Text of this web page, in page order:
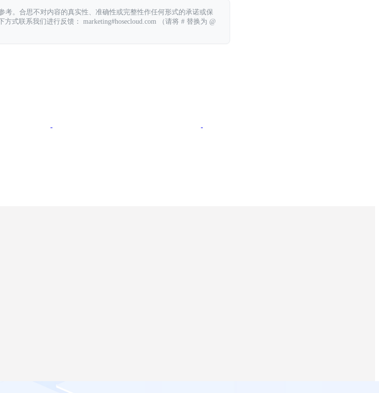
考。合思不对内容的真实性、准确性或完整性作任何形式的承诺或保
式联系我们进行反馈： marketing#hosecloud.com （请将 # 替换为 @